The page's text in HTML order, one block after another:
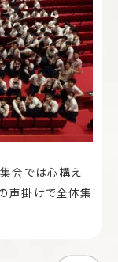
会では心構え
声掛けで全体集